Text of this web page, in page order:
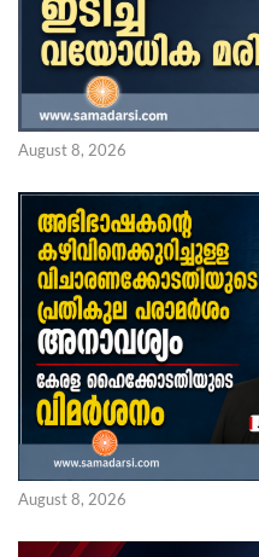
August 8, 2026
August 8, 2026